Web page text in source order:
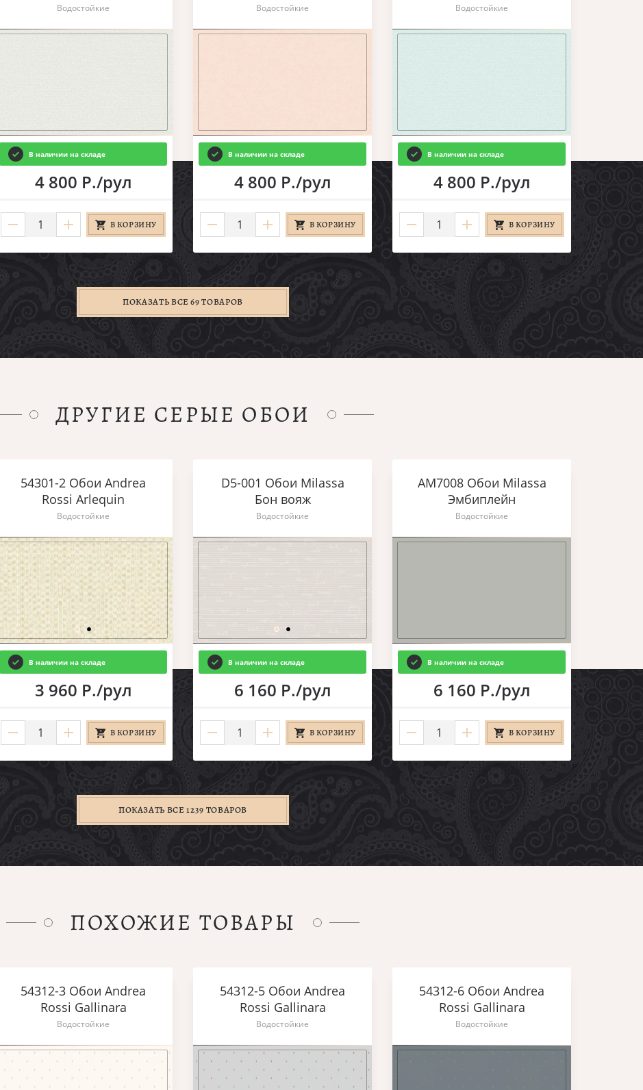
Водостойкие
В наличии на складе
4 800 Р./рул
В КОРЗИНУ
Водостойкие
В наличии на складе
4 800 Р./рул
В КОРЗИНУ
Водостойкие
В наличии на складе
4 800 Р./рул
В КОРЗИНУ
ПОКАЗАТЬ ВСЕ 69 ТОВАРОВ
ДРУГИЕ СЕРЫЕ ОБОИ
54301-2 Обои Andrea
Rossi Arlequin
Водостойкие
В наличии на складе
3 960 Р./рул
В КОРЗИНУ
D5-001 Обои Milassa
Бон вояж
Водостойкие
В наличии на складе
6 160 Р./рул
В КОРЗИНУ
AM7008 Обои Milassa
Эмбиплейн
Водостойкие
В наличии на складе
6 160 Р./рул
В КОРЗИНУ
ПОКАЗАТЬ ВСЕ 1239 ТОВАРОВ
ПОХОЖИЕ ТОВАРЫ
54312-3 Обои Andrea
Rossi Gallinara
Водостойкие
54312-5 Обои Andrea
Rossi Gallinara
Водостойкие
54312-6 Обои Andrea
Rossi Gallinara
Водостойкие